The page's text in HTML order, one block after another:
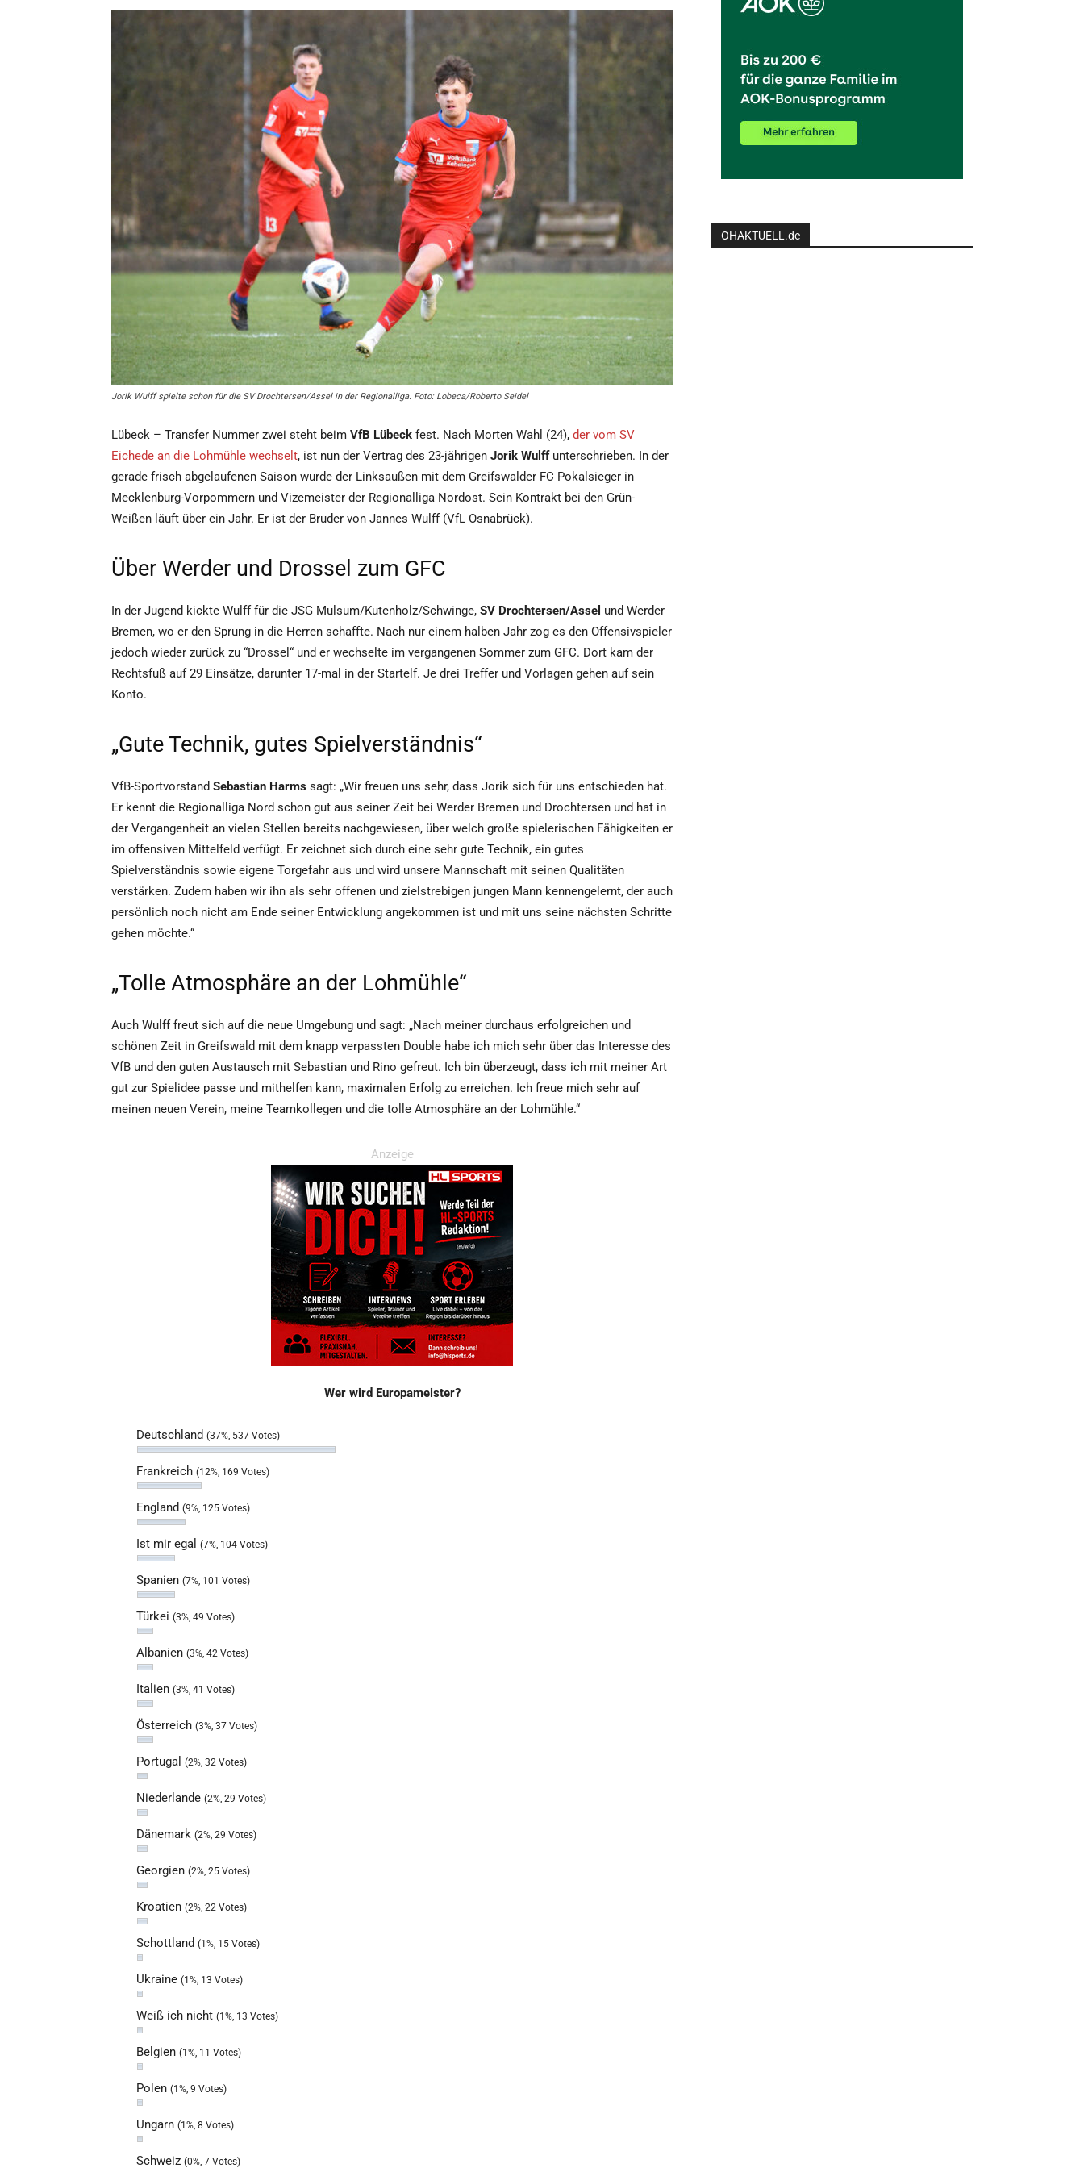
Lübeck
Jorik Wulff spielte schon für die SV Drochtersen/Assel in der Regionalliga. Foto: Lobeca/Roberto Seidel
Lübeck – Transfer Nummer zwei steht beim VfB Lübeck fest. Nach Morten Wahl (24), der vom SV
Eichede an die Lohmühle wechselt, ist nun der Vertrag des 23-jährigen Jorik Wulffunterschrieben. In der
gerade frisch abgelaufenen Saison wurde der Linksaußen mit dem Greifswalder FC Pokalsieger in
Mecklenburg-Vorpommern und Vizemeister der Regionalliga Nordost. Sein Kontrakt bei den Grün-
Weißen läuft über ein Jahr. Er ist der Bruder von Jannes Wulff (VfL Osnabrück).
Über Werder und Drossel zum GFC
In der Jugend kickte Wulff für die JSG Mulsum/Kutenholz/Schwinge, SV Drochtersen/Assel und Werder
Bremen, wo er den Sprung in die Herren schaffte. Nach nur einem halben Jahr zog es den Offensivspieler
jedoch wieder zurück zu “Drossel“ und er wechselte im vergangenen Sommer zum GFC. Dort kam der
Rechtsfuß auf 29 Einsätze, darunter 17-mal in der Startelf. Je drei Treffer und Vorlagen gehen auf sein
Konto.
„Gute Technik, gutes Spielverständnis“
VfB-Sportvorstand Sebastian Harms sagt: „Wir freuen uns sehr, dass Jorik sich für uns entschieden hat.
Er kennt die Regionalliga Nord schon gut aus seiner Zeit bei Werder Bremen und Drochtersen und hat in
der Vergangenheit an vielen Stellen bereits nachgewiesen, über welch große spielerischen Fähigkeiten er
im offensiven Mittelfeld verfügt. Er zeichnet sich durch eine sehr gute Technik, ein gutes
Spielverständnis sowie eigene Torgefahr aus und wird unsere Mannschaft mit seinen Qualitäten
verstärken. Zudem haben wir ihn als sehr offenen und zielstrebigen jungen Mann kennengelernt, der auch
persönlich noch nicht am Ende seiner Entwicklung angekommen ist und mit uns seine nächsten Schritte
gehen möchte.“
„Tolle Atmosphäre an der Lohmühle“
Auch Wulff freut sich auf die neue Umgebung und sagt: „Nach meiner durchaus erfolgreichen und
schönen Zeit in Greifswald mit dem knapp verpassten Double habe ich mich sehr über das Interesse des
VfB und den guten Austausch mit Sebastian und Rino gefreut. Ich bin überzeugt, dass ich mit meiner Art
gut zur Spielidee passe und mithelfen kann, maximalen Erfolg zu erreichen. Ich freue mich sehr auf
meinen neuen Verein, meine Teamkollegen und die tolle Atmosphäre an der Lohmühle.“
Anzeige
Wer wird Europameister?
Deutschland (37%, 537 Votes)
Frankreich (12%, 169 Votes)
England (9%, 125 Votes)
Ist mir egal (7%, 104 Votes)
Spanien (7%, 101 Votes)
Türkei (3%, 49 Votes)
Albanien (3%, 42 Votes)
Italien (3%, 41 Votes)
Österreich (3%, 37 Votes)
Portugal (2%, 32 Votes)
Niederlande (2%, 29 Votes)
Dänemark (2%, 29 Votes)
Georgien (2%, 25 Votes)
Kroatien (2%, 22 Votes)
Schottland (1%, 15 Votes)
Ukraine (1%, 13 Votes)
Weiß ich nicht (1%, 13 Votes)
Belgien (1%, 11 Votes)
Polen (1%, 9 Votes)
Ungarn (1%, 8 Votes)
Schweiz (0%, 7 Votes)
OHAKTUELL.de